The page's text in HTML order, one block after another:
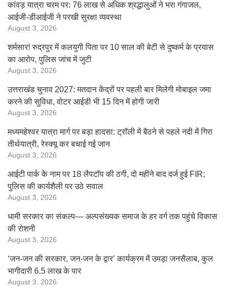
कांवड़ यात्रा चरम पर: 76 लाख से अधिक श्रद्धालुओं ने भरा गंगाजल,
आईजी-डीआईजी ने परखी सुरक्षा व्यवस्था
August 3, 2026
शर्मसार! रुद्रपुर में कलयुगी पिता पर 10 साल की बेटी से दुष्कर्म के प्रयास
का आरोप, पुलिस जांच में जुटी
August 3, 2026
उत्तराखंड चुनाव 2027: मतदान केंद्रों पर पहली बार मिलेगी मोबाइल जमा
करने की सुविधा, वोटर आईडी भी 15 दिन में होगी जारी
August 3, 2026
मध्यमहेश्वर यात्रा मार्ग पर बड़ा हादसा: ट्रॉली में बैठने से पहले नदी में गिरा
तीर्थयात्री, रेस्क्यू कर बचाई गई जान
August 3, 2026
आईटी पार्क के नाम पर 18 लैपटॉप की ठगी, दो महीने बाद दर्ज हुई FIR;
पुलिस की कार्यशैली पर उठे सवाल
August 3, 2026
धामी सरकार का संकल्प— अल्पसंख्यक समाज के हर वर्ग तक पहुंचे विकास
की रोशनी
August 3, 2026
‘जन-जन की सरकार, जन-जन के द्वार’ कार्यक्रम में उमड़ा जनसैलाब, कुल
भागीदारी 6.5 लाख के पार
August 3, 2026